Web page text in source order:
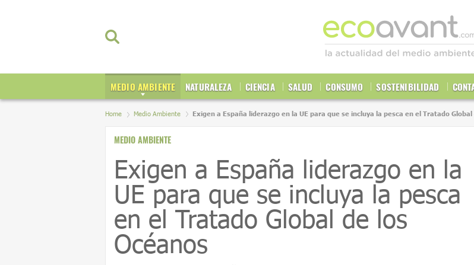
MEDIO AMBIENTE NATURALEZA CIENCIA SALUD CONSUMO SOSTENIBILIDAD
Home Medio Ambiente Exigen a España liderazgo en la UE para que se incluya la pesca en el Tratado Global
MEDIO AMBIENTE
Exigen a España liderazgo en la
UE para que se incluya la pesca
en el Tratado Global de los
Océanos